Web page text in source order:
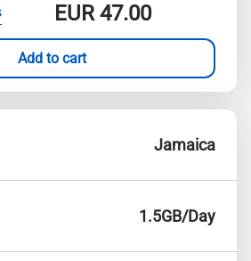
EUR47.00
Add to cart
Jamaica
1.5GB/Day